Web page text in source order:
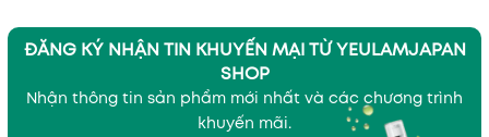
ĐĂNG KÝ NHẬN TIN KHUYẾN MẠI TỪ YEULAMJAPAN
SHOP
Nhận thông tin sản phẩm mới nhất và các chương trình
khuyến mãi.